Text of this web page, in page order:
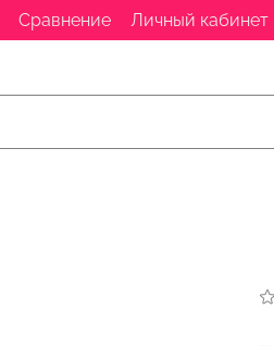
Сравнение Личный кабинет